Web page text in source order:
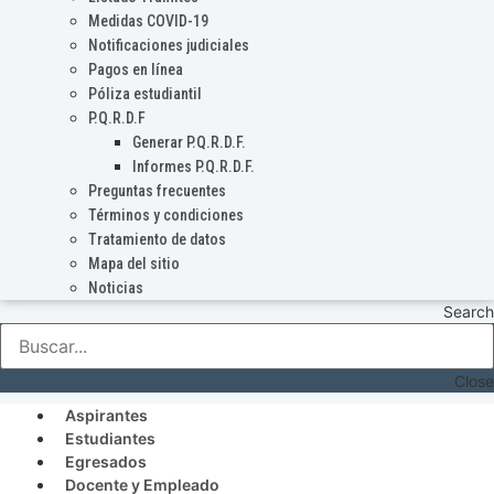
Medidas COVID-19
Notificaciones judiciales
Pagos en línea
Póliza estudiantil
P.Q.R.D.F
Generar P.Q.R.D.F.
Informes P.Q.R.D.F.
Preguntas frecuentes
Términos y condiciones
Tratamiento de datos
Mapa del sitio
Noticias
Search
Close
Aspirantes
Estudiantes
Egresados
Docente y Empleado